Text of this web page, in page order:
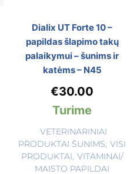
Dialix UT Forte 10 –
papildas šlapimo takų
palaikymui – šunims ir
katėms – N45
€30.00
Turime
VETERINARINIAI
PRODUKTAI ŠUNIMS VISI
PRODUKTAI VITAMINAI/
MAISTO PAPILDAI